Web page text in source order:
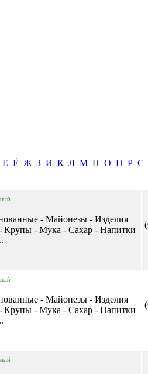
Е Ё Ж З И К Л М Н О П Р С
- Майонезы - Изделия
- Мука - Сахар - Напитки
- Майонезы - Изделия
- Мука - Сахар - Напитки